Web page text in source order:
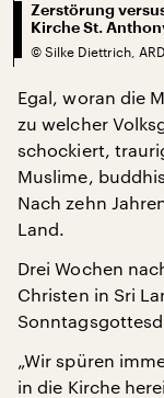
Zerstörung
Kirche St.
© Silke Diettrich,
Egal, woran die
zu welcher
schockiert,
Muslime,
Nach zehn
Land.
Drei Wochen
Christen in Sri
„Wir spüren
in die Kirche